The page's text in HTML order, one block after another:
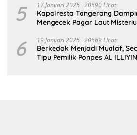
5 17 Januari 2025 20590 Lihat
Kapolresta Tangerang
Mengecek Pagar Laut
6 19 Januari 2025 20569 Lihat
Berkedok Menjadi Mualaf,
Tipu Pemilik Ponpes AL ILLIYIN